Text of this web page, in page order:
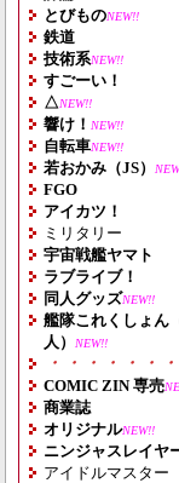
とびものNEW!!
鉄道
技術系NEW!!
すごーい！
△NEW!!
響け！ NEW!!
自転車NEW!!
若おかみ（JS）
FGO
アイカツ！
ミリタリー
宇宙戦艦ヤマト
ラブライブ！
同人グッズNEW!!
艦隊これくしょん
人）
NEW!!
・・・・・・
COMIC ZIN 専売
商業誌
オリジナルNEW!!
ニンジャスレイヤ
アイドルマスター